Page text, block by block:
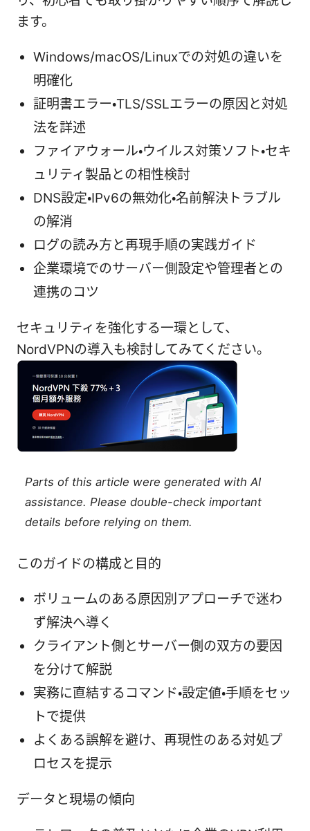
ます。
Windows/macOS/Linuxでの対処の違いを
明確化
証明書エラー・TLS/SSLエラーの原因と対処
法を詳述
ファイアウォール・ウイルス対策ソフト・セキ
ュリティ製品との相性検討
DNS設定・IPv6の無効化・名前解決トラブル
の解消
ログの読み方と再現手順の実践ガイド
企業環境でのサーバー側設定や管理者との
連携のコツ
セキュリティを強化する一環として、
NordVPNの導入も検討してみてください。
Parts of this article were generated with AI
assistance. Please double-check important
details before relying on them.
このガイドの構成と目的
ボリュームのある原因別アプローチで迷わ
ず解決へ導く
クライアント側とサーバー側の双方の要因
を分けて解説
実務に直結するコマンド・設定値・手順をセッ
トで提供
よくある誤解を避け、再現性のある対処プ
ロセスを提示
データと現場の傾向